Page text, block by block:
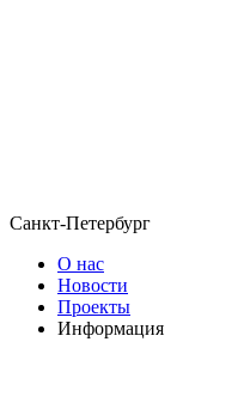
Санкт-Петербург
О нас
Новости
Проекты
Информация